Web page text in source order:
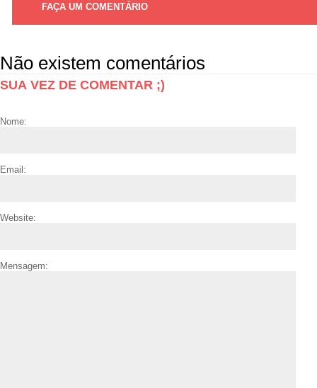
FAÇA UM COMENTÁRIO
Não existem comentários
SUA VEZ DE COMENTAR ;)
Nome:
Email:
Website:
Mensagem: